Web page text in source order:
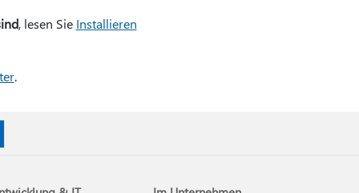
, lesen Sie Installieren
.